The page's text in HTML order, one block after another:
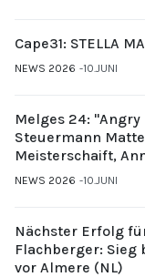
Cape31: STELLA
NEWS 2026 10.JUNI
Melges 24:
Steuermann
Meisterschaift,
NEWS 2026 10.JUNI
Nächster Erfolg
Flachberger: Sieg
vor Almere (NL)